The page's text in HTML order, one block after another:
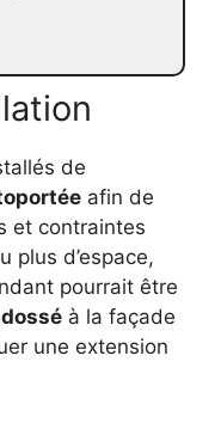
de
afin de
et contraintes
plus d’espace,
pourrait être
à la façade
une extension